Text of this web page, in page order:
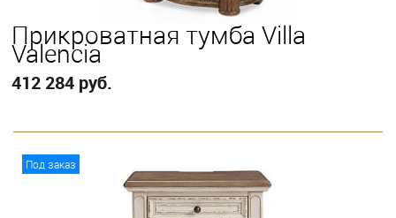
Прикроватная тумба Villa
Valencia
412 284 руб.
Под заказ